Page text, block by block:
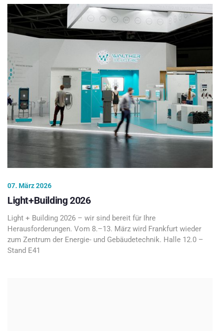
07. März 2026
Light+Building 2026
Light + Building 2026 – wir sind bereit für Ihre
Herausforderungen. Vom 8.–13. März wird Frankfurt wieder
zum Zentrum der Energie- und Gebäudetechnik. Halle 12.0 –
Stand E41